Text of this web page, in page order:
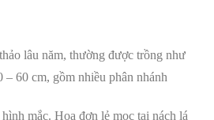
lâu năm, thường được trồng như
– 60 cm, gồm nhiều phân nhánh
mắc. Hoa đơn lẻ mọc tại nách lá